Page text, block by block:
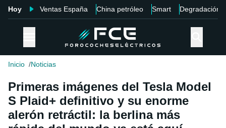
Hoy Ventas España China petróleo Smart Degradación
Inicio Noticias
Primeras imágenes del Tesla Model
S Plaid+ definitivo y su enorme
alerón retráctil: la berlina más